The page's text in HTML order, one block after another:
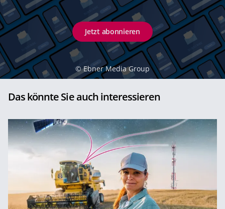
Jetzt abonnieren
© Ebner Media Group
Das könnte Sie auch interessieren